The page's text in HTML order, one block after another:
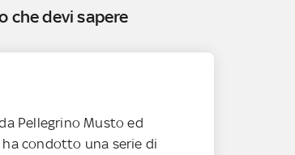
che devi sapere
Pellegrino Musto ed
ha condotto una serie di